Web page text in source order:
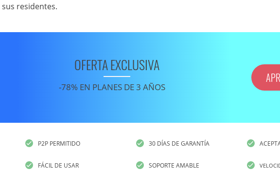
residentes.
OFERTA EXCLUSIVA
-78% EN PLANES DE 3 AÑOS
P2P PERMITIDO
FÁCIL DE USAR
30 DÍAS DE GARANTÍA
SOPORTE AMABLE